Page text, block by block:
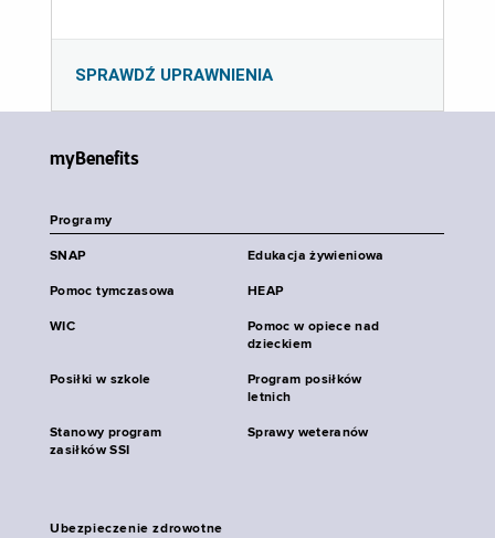
SPRAWDŹ UPRAWNIENIA
myBenefits
Programy
SNAP Edukacja żywieniowa
Pomoc tymczasowa HEAP
WIC
Pomoc w opiece nad
dzieckiem
Posiłki w szkole
Program posiłków
letnich
Stanowy program
zasiłków SSI
Sprawy weteranów
Ubezpieczenie zdrowotne